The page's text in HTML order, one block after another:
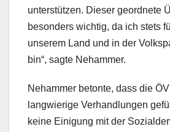
unterstützen. Dieser geordnete
besonders wichtig, da ich stets
unserem Land und in der
bin“, sagte Nehammer.
Nehammer betonte, dass die
langwierige Verhandlungen
keine Einigung mit der